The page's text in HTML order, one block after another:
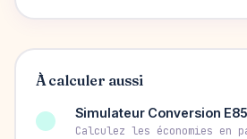
À calculer aussi
Simulateur Conversion
Calculez les économies en